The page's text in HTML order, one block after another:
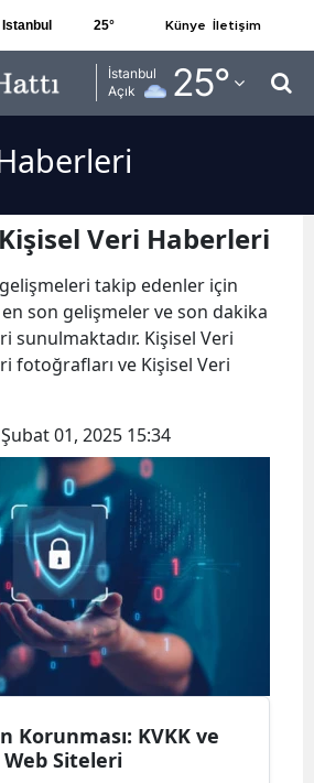
25° Künye İletişim
İstanbul
Açık
25°
Adana
Adıyaman
Afyonkarahisar
Amasya
Ankara
Antalya
Artvin
Aydın
Balıkesir
Bilecik
Bingöl
Bitlis
Bolu
Burdur
Bursa
Veri Haberleri
takip edenler için
son gelişmeler ve son dakika
sunulmaktadır. Kişisel Veri
fotoğrafları ve Kişisel Veri
Şubat 01, 2025 15:34
Korunması: KVKK ve
Web Siteleri